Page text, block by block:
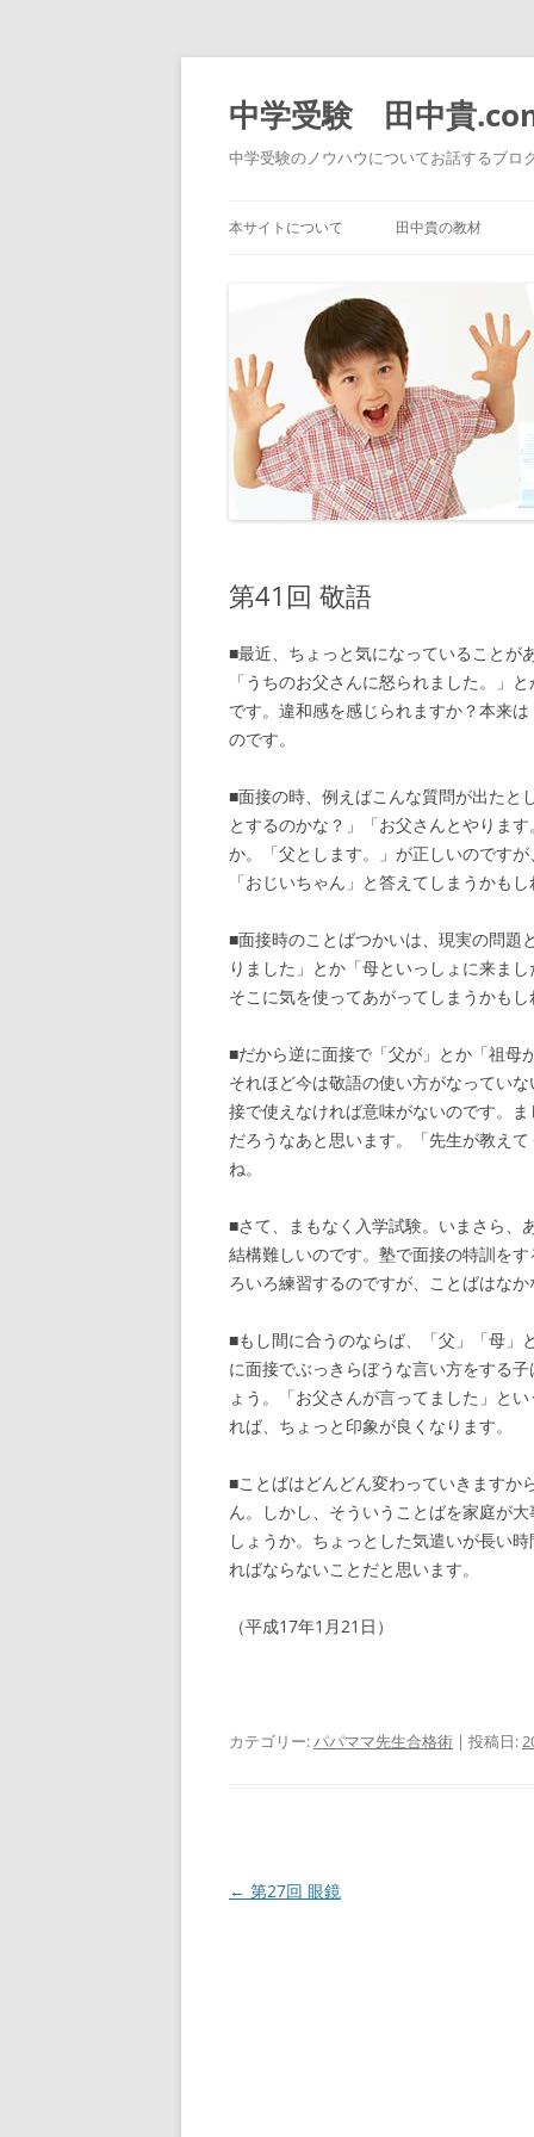
中学受験 田中貴
中学受験のノウハウについてお話するブロ
本サイトについて 田中貴の教材
第41回 敬語
■最近、ちょっと気になっていることが
「うちのお父さんに怒られました。」
です。違和感を感じられますか？本来
のです。
■面接の時、例えばこんな質問が出たと
とするのかな？」「お父さんとやりま
か。「父とします。」が正しいのです
「おじいちゃん」と答えてしまうかも
■面接時のことばつかいは、現実の問題
りました」とか「母といっしょに来ま
そこに気を使ってあがってしまうかも
■だから逆に面接で「父が」とか「祖母
それほど今は敬語の使い方がなってい
接で使えなければ意味がないのです。
だろうなあと思います。「先生が教え
ね。
■さて、まもなく入学試験。いまさら、
結構難しいのです。塾で面接の特訓を
ろいろ練習するのですが、ことばはな
■もし間に合うのならば、「父」「母」
に面接でぶっきらぼうな言い方をする
ょう。「お父さんが言ってました」と
れば、ちょっと印象が良くなります。
■ことばはどんどん変わっていきますか
ん。しかし、そういうことばを家庭が
しょうか。ちょっとした気遣いが長い
ればならないことだと思います。
（平成17年1月21日）
カテゴリー:パパママ先生合格術 | 投稿日:
投
← 第27回 眼鏡